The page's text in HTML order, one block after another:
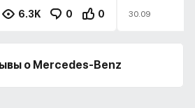
6.3K 0 0 30.09
о Mercedes-Benz